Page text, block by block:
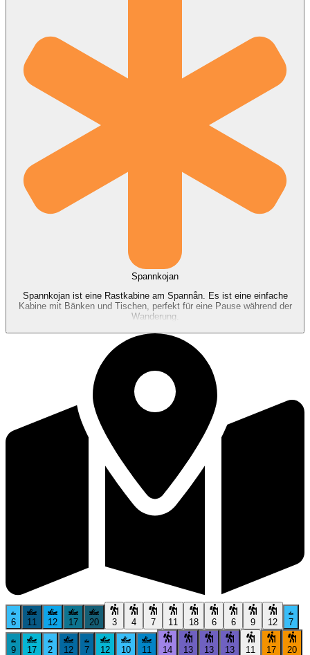
Spannkojan
Spannkojan ist eine Rastkabine am Spannån. Es ist eine einfache
Kabine mit Bänken und Tischen, perfekt für eine Pause während der
Wanderung.
6 11 12 17 20 3 4 7 11 18 6 6 9 12 7
9 17 2 12 7 12 10 11 14 13 13 13 11 17 20